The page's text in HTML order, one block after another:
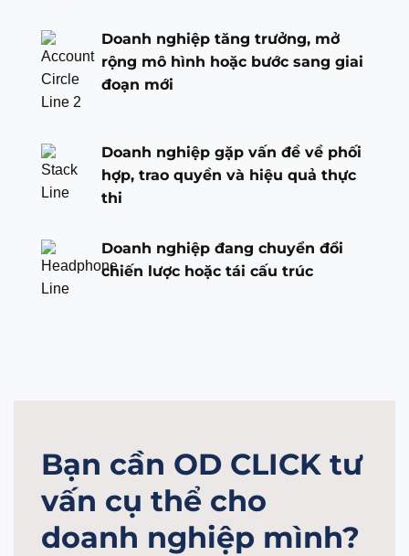
Doanh nghiệp tăng trưởng, mở
rộng mô hình hoặc bước sang giai
đoạn mới
Doanh nghiệp gặp vấn đề về phối
hợp, trao quyền và hiệu quả thực
thi
Doanh nghiệp đang chuyển đổi
chiến lược hoặc tái cấu trúc
Bạn cần OD CLICK tư
vấn cụ thể cho
doanh nghiệp mình?